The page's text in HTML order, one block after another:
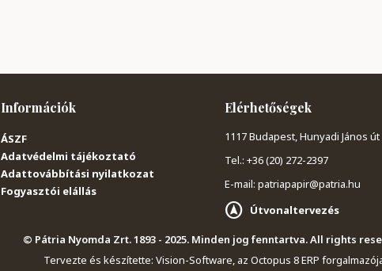
Információk
ÁSZF
Adatvédelmi tájékoztató
Adattovábbítási nyilatkozat
Fogyasztói elállás
Elérhetőségek
1117 Budapest, Hunyadi János út
Tel.: +36 (20) 272-2397
E-mail: patriapapir@patria.hu
Útvonaltervezés
© Pátria Nyomda Zrt. 1893 - 2025. Minden jog fenntartva. All rights
Tervezte és készítette: Vision-Software, az Octopus 8 ERP